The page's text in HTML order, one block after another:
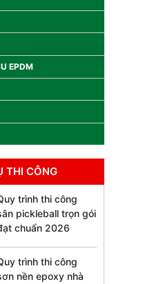
EPDM
THI CÔNG
trình thi công
pickleball trọn gói
chuẩn 2026
trình thi công
nền epoxy nhà